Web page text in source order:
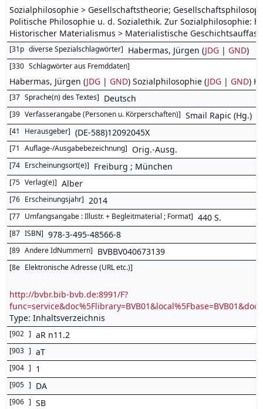
Sozialphilosophie > Gesellschaftstheorie;
Politische Philosophie u. d. Sozialethik. Zur
Historischer Materialismus > Materialistische
[31p diverse Spezialschlagwörter] Habermas, Jürgen (JDG | GND)
[330 Schlagwörter aus Fremddaten]
Habermas, Jürgen (JDG | GND) Sozialphilosophie (JDG | GND)
[37 Sprache(n) des Textes] Deutsch
[39 Verfasserangabe (Personen u. Körperschaften)] Smail Rapic (Hg.)
[41 Herausgeber] (DE-588)12092045X
[71 Auflage-/Ausgabebezeichnung] Orig.-Ausg.
[74 Erscheinungsort(e)] Freiburg ; München
[75 Verlag(e)] Alber
[76 Erscheinungsjahr] 2014
[77 Umfangsangabe : Illustr. + Begleitmaterial ; Format] 440 S.
[87 ISBN] 978-3-495-48566-8
[89 Andere IdNummern] BVBBV040673139
[8e Elektronische Adresse (URL etc.)]
http://bvbr.bib-bvb.de:8991/F?
Type: Inhaltsverzeichnis
[902 ] aR n11.2
[903 ] aT
[904 ] 1
[905 ] DA
[906 ] SB